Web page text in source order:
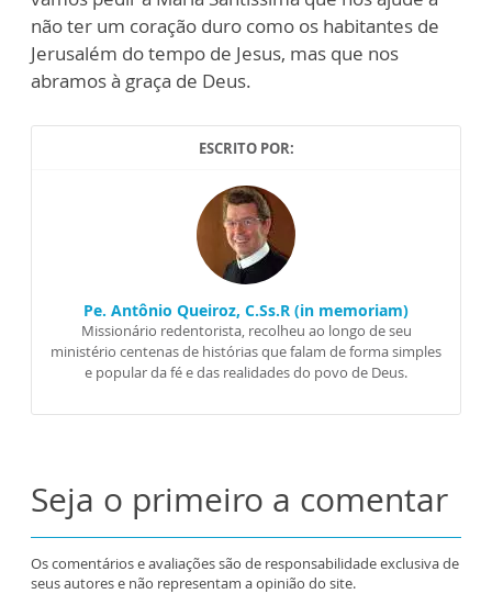
não ter um coração duro como os habitantes de
Jerusalém do tempo de Jesus, mas que nos
abramos à graça de Deus.
ESCRITO POR:
Pe. Antônio Queiroz, C.Ss.R (in memoriam)
Missionário redentorista, recolheu ao longo de seu
ministério centenas de histórias que falam de forma simples
e popular da fé e das realidades do povo de Deus.
Seja o primeiro a comentar
Os comentários e avaliações são de responsabilidade exclusiva de
seus autores e não representam a opinião do site.